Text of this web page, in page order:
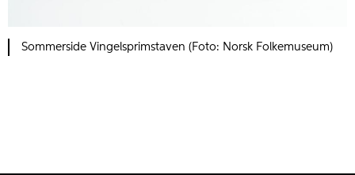
Sommerside Vingelsprimstaven (Foto: Norsk Folkemuseum)